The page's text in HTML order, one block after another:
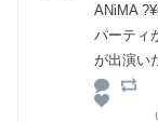
ANiMA
パーティ
が出演い